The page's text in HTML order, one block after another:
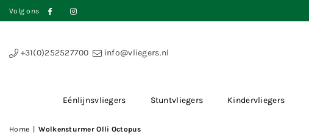
Volg ons Facebook
+31(0)252527700 info@vliegers.nl
Eénlijnsvliegers Stuntvliegers Kindervliegers
Home Wolkensturmer Olli Octopus